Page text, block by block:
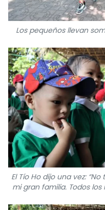
Los pequeños llevan
El Tío Ho dijo una vez:
mi gran familia. Todos